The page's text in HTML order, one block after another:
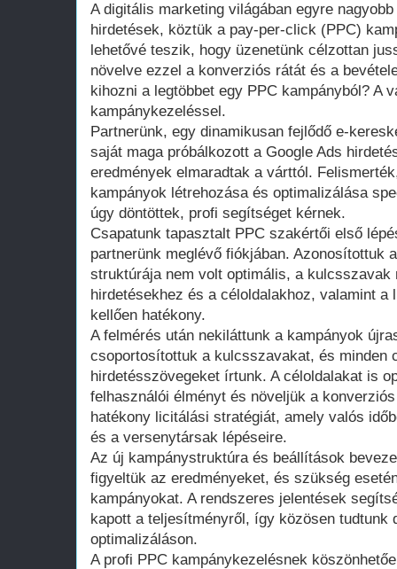
A digitális marketing világában egyre
hirdetések, köztük a pay-per-click (PPC)
lehetővé teszik, hogy üzenetünk célzottan
növelve ezzel a konverziós rátát és a
kihozni a legtöbbet egy PPC kampányból? A
kampánykezeléssel.
Partnerünk, egy dinamikusan fejlődő e-
saját maga próbálkozott a Google Ads
eredmények elmaradtak a várttól.
kampányok létrehozása és optimalizálása
úgy döntöttek, profi segítséget kérnek.
Csapatunk tapasztalt PPC szakértői első
partnerünk meglévő fiókjában. Azonosítottuk
struktúrája nem volt optimális, a kulcsszavak
hirdetésekhez és a céloldalakhoz, valamint
kellően hatékony.
A felmérés után nekiláttunk a kampányok
csoportosítottuk a kulcsszavakat, és minden
hirdetésszövegeket írtunk. A céloldalakat is
felhasználói élményt és növeljük a
hatékony licitálási stratégiát, amely valós
és a versenytársak lépéseire.
Az új kampánystruktúra és beállítások
figyeltük az eredményeket, és szükség
kampányokat. A rendszeres jelentések
kapott a teljesítményről, így közösen tudtunk
optimalizáláson.
A profi PPC kampánykezelésnek